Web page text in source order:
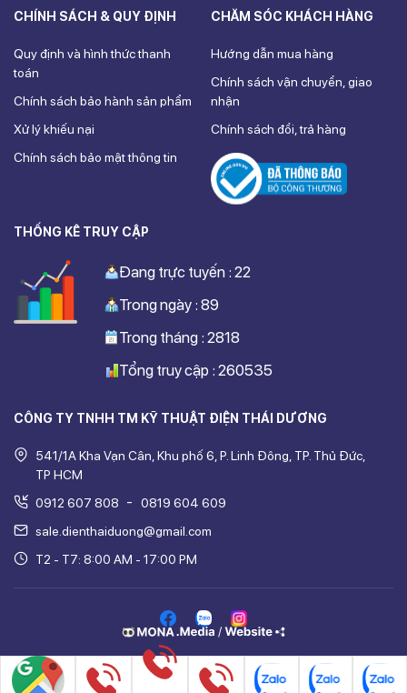
CÔNG TY TNHH TM KỸ THUẬT ĐIỆN THÁI DƯƠNG
541/1A Kha Vạn Cân, Khu phố 6, P. Linh Đông, TP. Thủ Đức,
TP HCM
0912 607 808
-
0819 604 609
sale.dienthaiduong@gmail.com
T2 - T7: 8:00 AM - 17:00 PM
CHÍNH SÁCH & QUY ĐỊNH
Quy định và hình thức thanh
toán
Chính sách bảo hành sản phẩm
Xử lý khiếu nại
Chính sách bảo mật thông tin
CHĂM SÓC KHÁCH HÀNG
Hướng dẫn mua hàng
Chính sách vận chuyển, giao
nhận
Chính sách đổi, trả hàng
THỐNG KÊ TRUY CẬP
Trong ngày : 89
Trong tháng : 2818
Tổng truy cập : 260535
Đang trực tuyến : 22